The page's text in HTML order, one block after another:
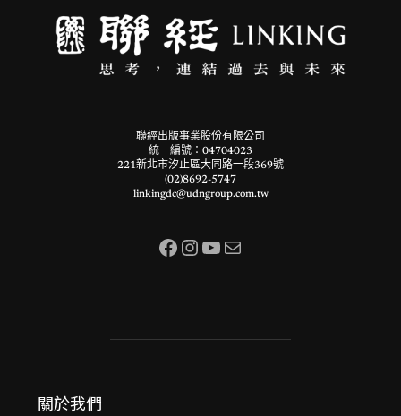
聯經出版事業股份有限公司
統一編號：04704023
221新北市汐止區大同路一段369號
(02)8692-5747
linkingdc@udngroup.com.tw
Facebook InstagramYouTube 電子郵件
關於我們